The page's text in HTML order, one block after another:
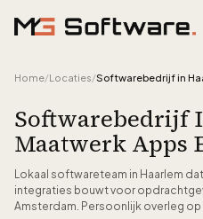
Home/Locaties/
Softwarebedrijf
Maatwerk Apps
Lokaal softwareteam in Haarlem
integraties bouwt voor
Amsterdam. Persoonlijk overleg